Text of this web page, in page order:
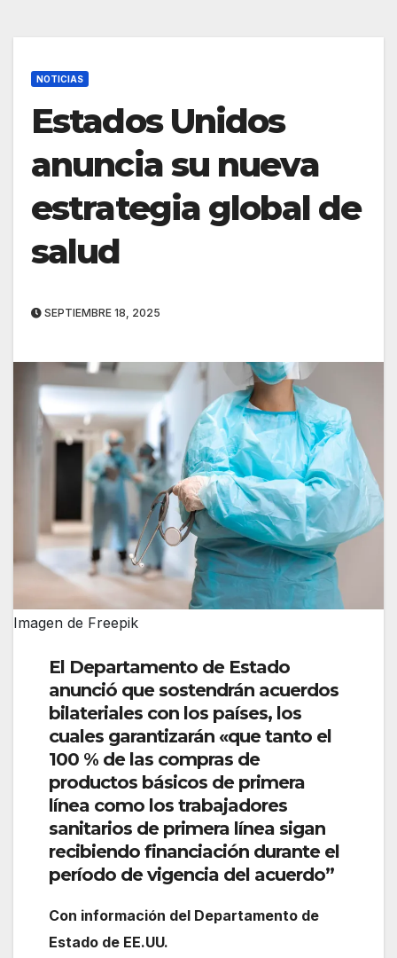
NOTICIAS
Estados Unidos
anuncia su nueva
estrategia global de
salud
SEPTIEMBRE 18, 2025
Imagen de Freepik
El Departamento de Estado
anunció que sostendrán acuerdos
bilateriales con los países, los
cuales garantizarán «que tanto el
100 % de las compras de
productos básicos de primera
línea como los trabajadores
sanitarios de primera línea sigan
recibiendo financiación durante el
período de vigencia del acuerdo”
Con información del Departamento de
Estado de EE.UU.